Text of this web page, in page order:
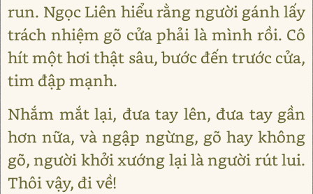
run. Ngọc Liên hiểu rằng người gánh lấy
trách nhiệm gõ cửa phải là mình rồi. Cô
hít một hơi thật sâu, bước đến trước cửa,
tim đập mạnh.
Nhắm mắt lại, đưa tay lên, đưa tay gần
hơn nữa, và ngập ngừng, gõ hay không
gõ, người khởi xướng lại là người rút lui.
Thôi vậy, đi về!